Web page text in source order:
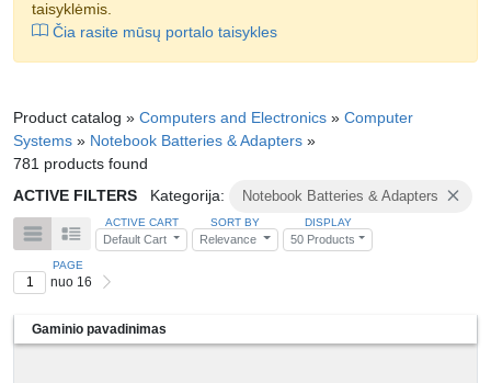
taisyklėmis.
Čia rasite mūsų portalo taisykles
Product catalog » Computers and Electronics » Computer
Systems » Notebook Batteries & Adapters »
781 products found
ACTIVE FILTERS
Kategorija: Notebook Batteries & Adapters
ACTIVE CART
Default Cart
SORT BY
Relevance
DISPLAY
50 Products
PAGE
nuo 16
Gaminio pavadinimas